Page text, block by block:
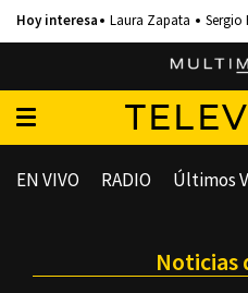
Laura Zapata Sergio
EN VIVO RADIO Últimos
Noticias